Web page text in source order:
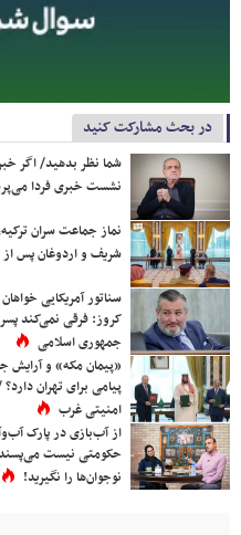
در بحث مشارکت کنید
شما نظر بدهید/ اگر
نشست خبری فردا
نماز جماعت سران
شریف و اردوغان پس از
سناتور آمریکایی
کروز: فرقی نمی‌کند
جمهوری اسلامی
«پیمان مکه» و آرایش
پیامی برای تهران
امنیتی غرب
از آب‌بازی در پارک
حکومتی نیست
نوجوان‌ها را نگیرید!